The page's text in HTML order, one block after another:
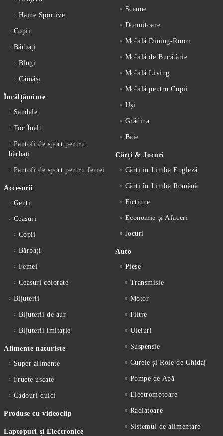
Haine Sportive
Copii
Bărbați
Blugi
Cămăși
Încălțăminte
Sandale
Toc Înalt
Pantofi de sport pentru
bărbați
Pantofi de sport pentru femei
Accesorii
Genți
Ceasuri
Copii
Bărbați
Femei
Ceasuri colorate
Bijuterii
Bijuterii de aur
Bijuterii imitație
Alimente naturiste
Super alimente
Fructe uscate
Cadouri dulci
Produse cu videoclip
Laptopuri și Electronice
Scaune
Dormitoare
Mobilă Dining-Room
Mobilă de Bucătărie
Mobilă Living
Mobilă pentru Copii
Uși
Grădina
Baie
Cărți & Jocuri
Cărți in Limba Engleză
Cărți în Limba Romănă
Ficțiune
Economie și Afaceri
Jocuri
Auto
Piese
Transmisie
Motor
Filtre
Uleiuri
Suspensie
Curele și Role de Ghidaj
Pompe de Apă
Electromotoare
Radiatoare
Sistemul de alimentare